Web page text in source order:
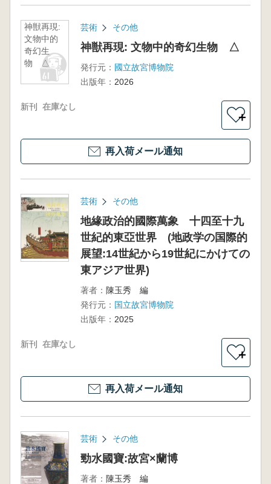
神獣再現:
文物中的
奇幻生
物 △
芸術 その他
神獣再現: 文物中的奇幻生物 △
発行元： 國立故宮博物院
出版年： 2026
新刊 在庫なし
＋
再入荷メール通知
芸術 その他
地緣政治的國際萬象 十四至十九
世紀的東亞世界 (地政学の国際的
展望:14世紀から19世紀にかけての
東アジア世界)
著者： 陳玉秀 編
発行元： 国立故宮博物院
出版年： 2025
新刊 在庫なし
＋
再入荷メール通知
芸術 その他
勁水國寶:故宮×蘭博
著者： 陳玉秀 編